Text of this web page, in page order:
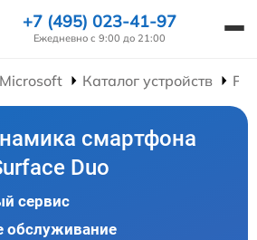
+7 (495) 023-41-97
Ежедневно с 9:00 до 21:00
Каталог устройств
смартфона
Duo
сервис
обслуживание